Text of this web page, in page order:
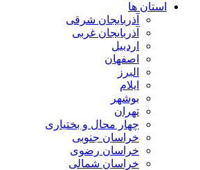
استان ها
آذربایجان شرقی
آذربایجان غربی
اردبیل
اصفهان
البرز
ایلام
بوشهر
تهران
چهار محال و بختیاری
خراسان جنوبی
خراسان رضوی
خراسان شمالی